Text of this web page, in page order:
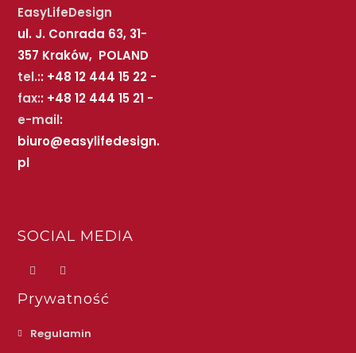
EasyLifeDesign
ul. J. Conrada 63, 31-
357 Kraków, POLAND
tel.:: +48 12 444 15 22 -
fax:: +48 12 444 15 21 -
e-mail:
biuro@easylifedesign.
pl
SOCIAL MEDIA
Prywatność
Regulamin